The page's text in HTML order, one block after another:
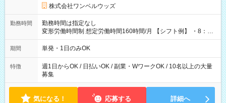
株式会社ワンベルウッズ
勤務時間
勤務時間は指定なし
変形労働時間制 想定労働時間160時間/月 【シフト例】 ・8：00
～21：00
期間 単発・1日のみOK
特徴
週1日からOK / 日払いOK / 副業・WワークOK / 10名以上の大量
募集
気になる！ 応募する 詳細へ